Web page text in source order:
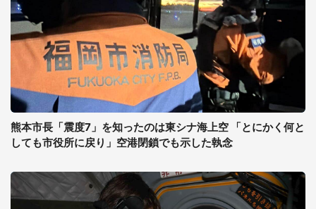
熊本市長「震度7」を知ったのは東シナ海上空 「とにかく何と
しても市役所に戻り」空港閉鎖でも示した執念